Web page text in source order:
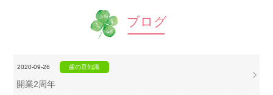
ブログ
2020-09-26 歯の豆知識
開業2周年